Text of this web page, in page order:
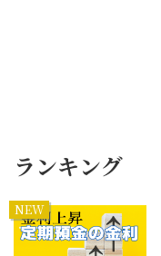
ランキング
NEW